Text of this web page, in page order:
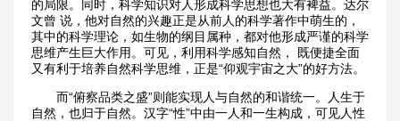
的局限。同时，科学知识对人形成科学思想也大有裨益。达尔
文曾 说，他对自然的兴趣正是从前人的科学著作中萌生的，
其中的科学理论，如生物的纲目属种，都对他形成严谨的科学
思维产生巨大作用。可见，利用科学感知自然， 既便捷全面
又有利于培养自然科学思维，正是“仰观宇宙之大”的好方法。
而“俯察品类之盛”则能实现人与自然的和谐统一。人生于
自然，也归于自然。汉字“性”中由一人和一生构成，可见人性